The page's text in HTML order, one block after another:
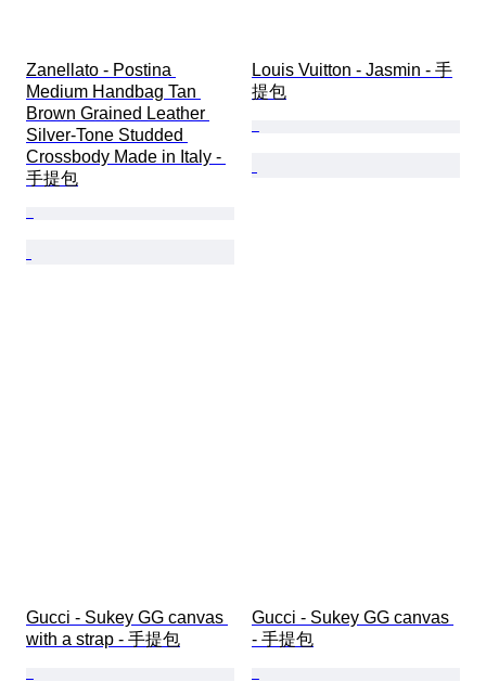
Zanellato - Postina
Medium Handbag Tan
Brown Grained Leather
Silver-Tone Studded
Crossbody Made in Italy -
手提包
Louis Vuitton - Jasmin - 手
提包
Gucci - Sukey GG canvas
with a strap - 手提包
Gucci - Sukey GG canvas
- 手提包